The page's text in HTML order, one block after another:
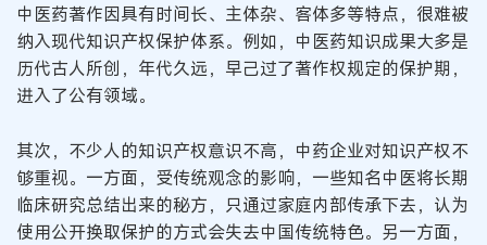
中医药著作因具有时间长、主体杂、客体多等特点，很难被
纳入现代知识产权保护体系。例如，中医药知识成果大多是
历代古人所创，年代久远，早己过了著作权规定的保护期，
进入了公有领域。
其次，不少人的知识产权意识不高，中药企业对知识产权不
够重视。一方面，受传统观念的影响，一些知名中医将长期
临床研究总结出来的秘方，只通过家庭内部传承下去，认为
使用公开换取保护的方式会失去中国传统特色。另一方面，